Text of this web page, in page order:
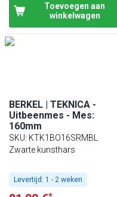
Toevoegen aan
winkelwagen
BERKEL | TEKNICA -
Uitbeenmes - Mes:
160mm
SKU: KTK1BO16SRMBL
Zwarte kunsthars
Levertijd: 1 - 2 weken